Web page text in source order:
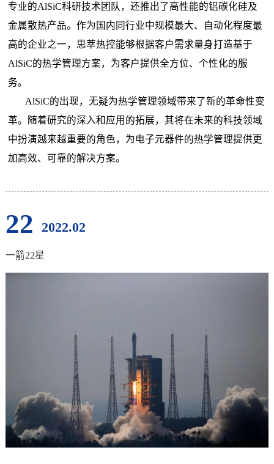
专业的AlSiC科研技术团队，还推出了高性能的铝碳化硅及
金属散热产品。作为国内同行业中规模最大、自动化程度最
高的企业之一，思萃热控能够根据客户需求量身打造基于
AlSiC的热学管理方案，为客户提供全方位、个性化的服
务。
AlSiC的出现，无疑为热学管理领域带来了新的革命性变
革。随着研究的深入和应用的拓展，其将在未来的科技领域
中扮演越来越重要的角色，为电子元器件的热学管理提供更
加高效、可靠的解决方案。
22 2022.02
一箭22星